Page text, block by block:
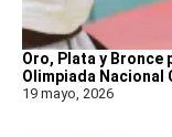
Oro, Plata y Bronce
Olimpiada Nacional
19 mayo, 2026